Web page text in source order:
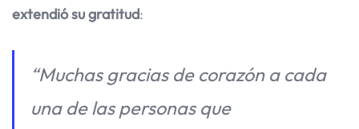
extendió su gratitud:
“Muchas gracias de corazón a cada
una de las personas que